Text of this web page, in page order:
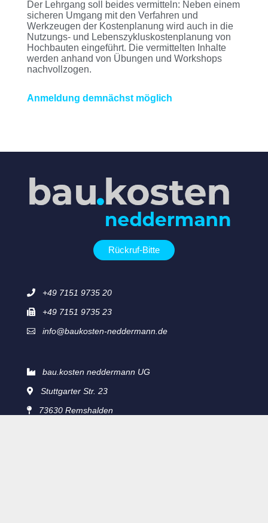
Der Lehrgang soll beides vermitteln: Neben einem
sicheren Umgang mit den Verfahren und
Werkzeugen der Kostenplanung wird auch in die
Nutzungs- und Lebenszykluskostenplanung von
Hochbauten eingeführt. Die vermittelten Inhalte
werden anhand von Übungen und Workshops
nachvollzogen.
Anmeldung demnächst möglich
Rückruf-Bitte
 +49 7151 9735 20
 +49 7151 9735 23
 info@baukosten-neddermann.de
 bau.kosten neddermann UG
 Stuttgarter Str. 23
 73630 Remshalden